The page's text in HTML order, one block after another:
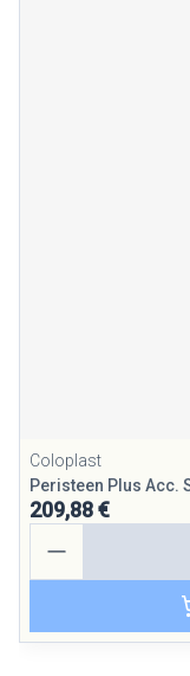
Coloplast
Peristeen Plus Acc.
209,88 €